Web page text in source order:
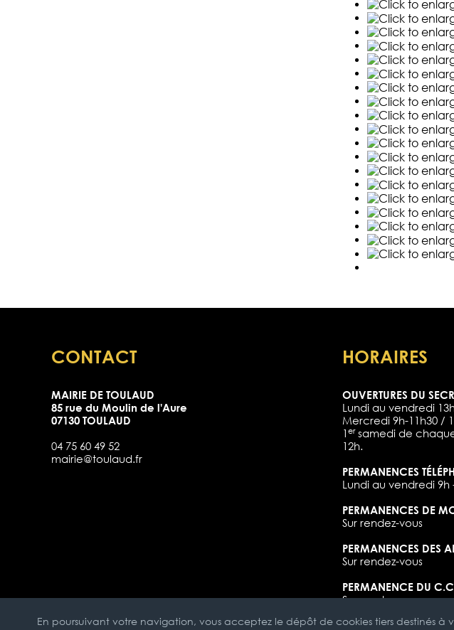
CONTACT
MAIRIE DE TOULAUD
85 rue du Moulin de l'Aure
07130 TOULAUD
04 75 60 49 52
mairie@toulaud.fr
HORAIRES
OUVERTURES DU
Lundi au vendredi
Mercredi 9h-11h30 /
1 ersamedi de
12h.
PERMANENCES
Lundi au vendredi 9h
PERMANENCES DE
Sur rendez-vous
PERMANENCES DES
Sur rendez-vous
PERMANENCE DU
Sur rendez-vous
En poursuivant votre navigation, vous acceptez le dépôt de cookies tiers destinés à